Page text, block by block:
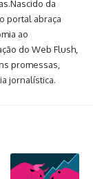
da
portal abraça
ao
do Web Flush,
promessas,
jornalística.